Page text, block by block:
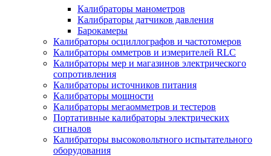
Калибраторы манометров
Калибраторы датчиков давления
Барокамеры
Калибраторы осциллографов и частотомеров
Калибраторы омметров и измерителей RLC
Калибраторы мер и магазинов электрического
сопротивления
Калибраторы источников питания
Калибраторы мощности
Калибраторы мегаомметров и тестеров
Портативные калибраторы электрических
сигналов
Калибраторы высоковольтного испытательного
оборудования